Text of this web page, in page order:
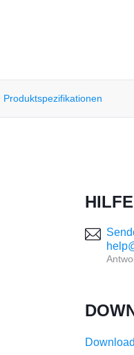
Produktspezifikationen